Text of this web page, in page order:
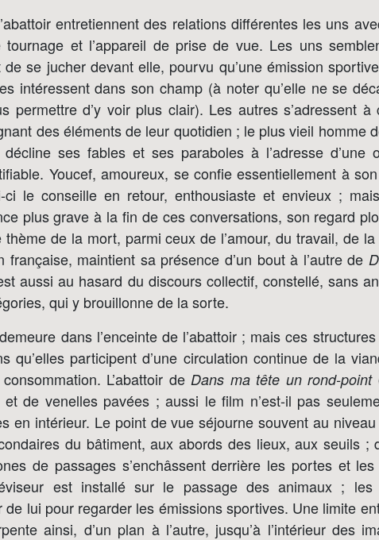
entretiennent des relations différentes les uns
tournage et l’appareil de prise de vue. Les uns
se jucher devant elle, pourvu qu’une émission
intéressent dans son champ (à noter qu’elle ne se
permettre d’y voir plus clair). Les autres s’adressent
des éléments de leur quotidien ; le plus vieil homme
ses fables et ses paraboles à l’adresse d’une
Youcef, amoureux, se confie essentiellement à
ci le conseille en retour, enthousiaste et envieux ;
plus grave à la fin de ces conversations, son regard
thème de la mort, parmi ceux de l’amour, du travail, de
française, maintient sa présence d’un bout à l’autre de
aussi au hasard du discours collectif, constellé, sans
qui y brouillonne de la sorte.
dans l’enceinte de l’abattoir ; mais ces
qu’elles participent d’une circulation continue de la
L’abattoir de Dans ma tête un rond-point
de venelles pavées ; aussi le film n’est-il pas
en intérieur. Le point de vue séjourne souvent au
du bâtiment, aux abords des lieux, aux seuils ;
de passages s’enchâssent derrière les portes et
est installé sur le passage des animaux ; les
de lui pour regarder les émissions sportives. Une limite
ainsi, d’un plan à l’autre, jusqu’à l’intérieur des